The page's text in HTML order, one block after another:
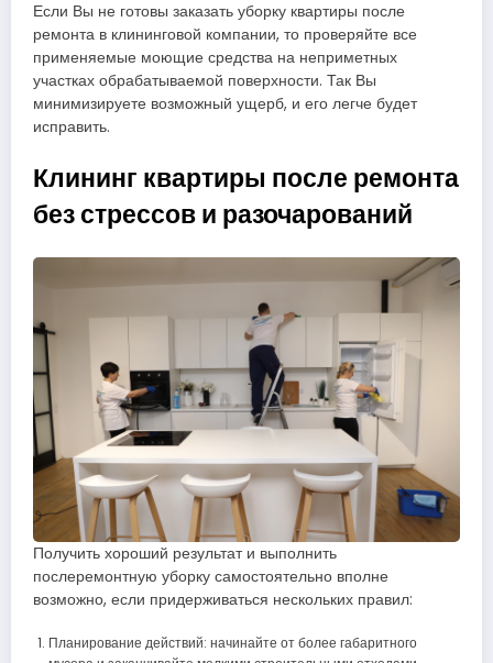
Если Вы не готовы заказать уборку квартиры после
ремонта в клининговой компании, то проверяйте все
применяемые моющие средства на неприметных
участках обрабатываемой поверхности. Так Вы
минимизируете возможный ущерб, и его легче будет
исправить.
Клининг квартиры после ремонта
без стрессов и разочарований
Получить хороший результат и выполнить
послеремонтную уборку самостоятельно вполне
возможно, если придерживаться нескольких правил:
Планирование действий: начинайте от более габаритного